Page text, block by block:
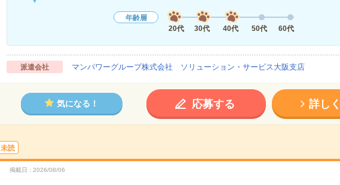
年齢層
20代
30代 40代 50代 60代
派遣会社 マンパワーグループ株式会社 ソリューション・サービス大阪支店
気になる！ 応募する 詳し
未読
掲載日 2026/08/06